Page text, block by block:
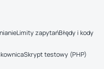
Limity zapytańBłędy i kody
Skrypt testowy (PHP)